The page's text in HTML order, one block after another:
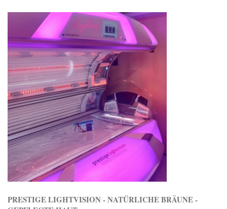
PRESTIGE LIGHTVISION - NATÜRLICHE BRÄUNE -